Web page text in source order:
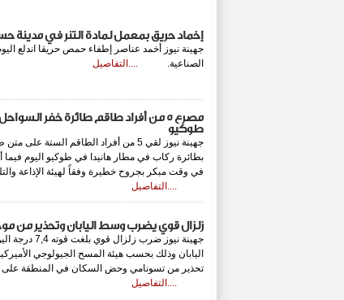
إخماد حريق بمعمل لمادة التنر في مدينة
جهينة نيوز أخمد عناصر إطفاء حمص حريقا اندلع
الصناعية. ....التفاصيل
مصرع 5 من أفراد طاقم طائرة خفر
طوكيو
جهينة نيوز لقي 5 من أفراد الطاقم الستة
بطائرة ركاب في مطار هانيدا في طوكيو اليوم فيما
في وقت مبكر بجروح خطيرة وفقاً لهيئة الإذاعة
....التفاصيل
زلزال قوي يضرب وسط اليابان وتحذير من
جهينة نيوز
اليابان وذلك بحسب هيئة المسح الجيولوجي
تحذير من تسونامي وحض السكان في المنطقة على
....التفاصيل